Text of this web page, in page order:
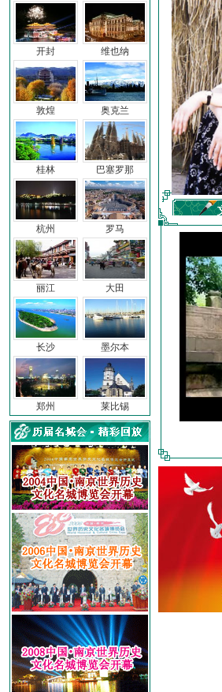
开封
敦煌
桂林
杭州
丽江
长沙
郑州
维也纳
奥克兰
巴塞罗那
罗马
大田
墨尔本
莱比锡
同 娜夜